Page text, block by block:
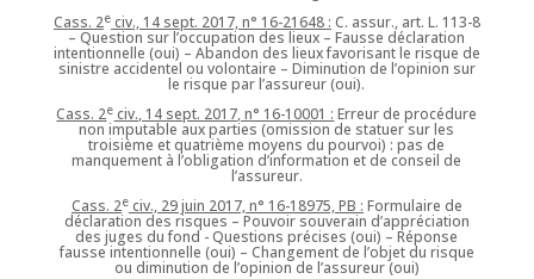
Cass. 2eciv., 14 sept. 2017, n° 16-21648 : C. assur., art. L. 113-8
– Question sur l’occupation des lieux – Fausse déclaration
intentionnelle (oui) – Abandon des lieux favorisant le risque de
sinistre accidentel ou volontaire – Diminution de l’opinion sur
le risque par l’assureur (oui).
Cass. 2e civ., 14 sept. 2017, n° 16-10001 : Erreur de procédure
non imputable aux parties (omission de statuer sur les
troisième et quatrième moyens du pourvoi) : pas de
manquement à l’obligation d’information et de conseil de
l’assureur.
Cass. 2eciv., 29 juin 2017, n° 16-18975, PB : Formulaire de
déclaration des risques – Pouvoir souverain d’appréciation
des juges du fond - Questions précises (oui) – Réponse
fausse intentionnelle (oui) – Changement de l’objet du risque
ou diminution de l’opinion de l’assureur (oui)